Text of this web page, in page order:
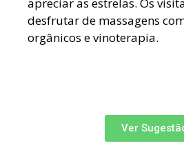
desfrutar de massagens
orgânicos e vinoterapia.
Ver